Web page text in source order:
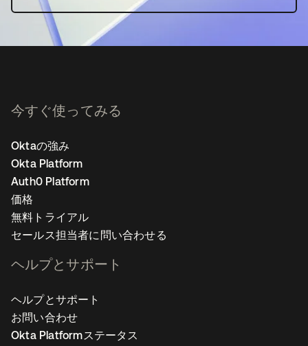
今すぐ使ってみる
Oktaの強み
Okta Platform
Auth0 Platform
価格
無料トライアル
セールス担当者に問い合わせる
ヘルプとサポート
ヘルプとサポート
お問い合わせ
Okta Platformステータス